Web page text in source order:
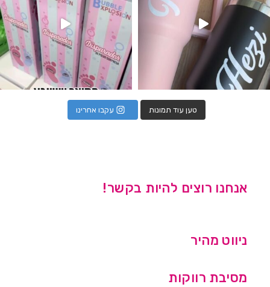
טען עוד תמונות עקבו אחרינו
אנחנו רוצים להיות בקשר!
ניווט מהיר
מסיבת רווקות